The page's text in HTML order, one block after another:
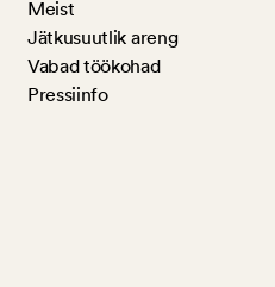
Meist
Jätkusuutlik areng
Vabad töökohad
Pressiinfo